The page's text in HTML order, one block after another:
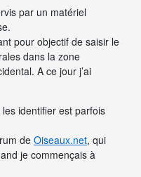
par un matériel
pour objectif de saisir le
dans la zone
A ce jour j’ai
identifier est parfois
de Oiseaux.net, qui
je commençais à